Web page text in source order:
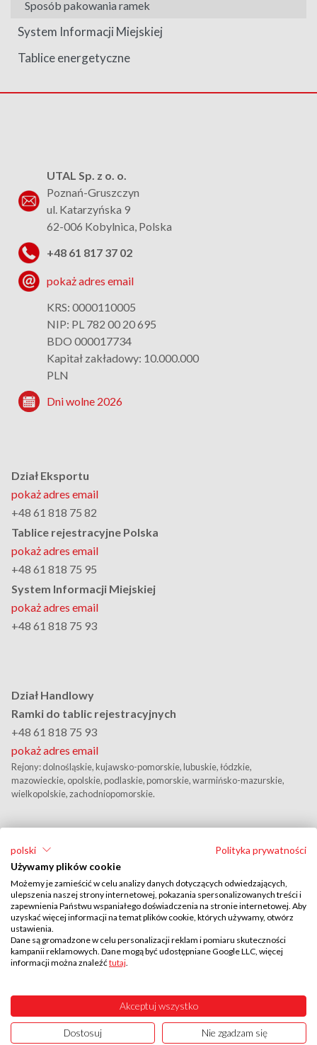
Sposób pakowania ramek
System Informacji Miejskiej
Tablice energetyczne
UTAL Sp. z o. o.
Poznań-Gruszczyn
ul. Katarzyńska 9
62-006 Kobylnica, Polska
+48 61 817 37 02
pokaż adres email
KRS: 0000110005
NIP: PL 782 00 20 695
BDO 000017734
Kapitał zakładowy: 10.000.000
PLN
Dni wolne 2026
Dział Eksportu
pokaż adres email
+48 61 818 75 82
Tablice rejestracyjne Polska
pokaż adres email
+48 61 818 75 95
System Informacji Miejskiej
pokaż adres email
+48 61 818 75 93
Dział Handlowy
Ramki do tablic rejestracyjnych
+48 61 818 75 93
pokaż adres email
Rejony: dolnośląskie, kujawsko-pomorskie, lubuskie, łódzkie,
mazowieckie, opolskie, podlaskie, pomorskie, warmińsko-mazurskie,
wielkopolskie, zachodniopomorskie.
Przedstawiciel Handlowy
Wojciech Zbela
+48 606 283 461
Rejony: śląskie, małopolskie, podkarpackie, lubelskie, świętokrzyskie.
UTAL © 2026
ISO 9001:2015
polski
Polityka prywatności
Używamy plików cookie
Możemy je zamieścić w celu analizy danych dotyczących odwiedzających,
ulepszenia naszej strony internetowej, pokazania spersonalizowanych treści i
zapewnienia Państwu wspaniałego doświadczenia na stronie internetowej. Aby
uzyskać więcej informacji na temat plików cookie, których używamy, otwórz
ustawienia.
Dane są gromadzone w celu personalizacji reklam i pomiaru skuteczności
kampanii reklamowych. Dane mogą być udostępniane Google LLC, więcej
informacji można znaleźćtutaj.
Akceptuj wszystko
Dostosuj Nie zgadzam się